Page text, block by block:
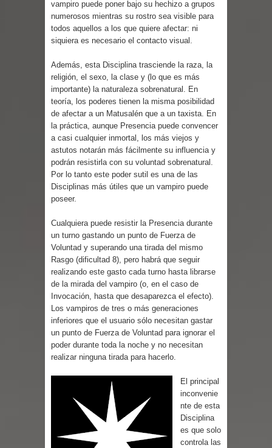
Parte 03: Forastero en Tierra Muerta
vampiro puede poner bajo su hechizo a grupos
numerosos mientras su rostro sea visible para
todos aquellos a los que quiere afectar: ni
siquiera es necesario el contacto visual.
Además, esta Disciplina trasciende la raza, la
religión, el sexo, la clase y (lo que es más
importante) la naturaleza sobrenatural. En
teoría, los poderes tienen la misma posibilidad
de afectar a un Matusalén que a un taxista. En
la práctica, aunque Presencia puede convencer
a casi cualquier inmortal, los más viejos y
astutos notarán más fácilmente su influencia y
podrán resistirla con su voluntad sobrenatural.
Por lo tanto este poder sutil es una de las
Disciplinas más útiles que un vampiro puede
poseer.
Cualquiera puede resistir la Presencia durante
un turno gastando un punto de Fuerza de
Voluntad y superando una tirada del mismo
Rasgo (dificultad 8), pero habrá que seguir
realizando este gasto cada turno hasta librarse
de la mirada del vampiro (o, en el caso de
Invocación, hasta que desaparezca el efecto).
Los vampiros de tres o más generaciones
inferiores que el usuario sólo necesitan gastar
un punto de Fuerza de Voluntad para ignorar el
poder durante toda la noche y no necesitan
realizar ninguna tirada para hacerlo.
El principal
inconvenie
nte de esta
Disciplina
es que solo
controla las